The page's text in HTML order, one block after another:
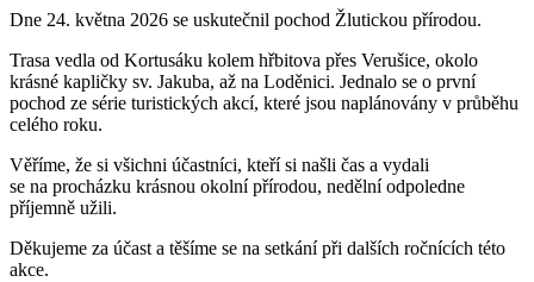
Dne 24. května 2026 se uskutečnil pochod Žlutickou přírodou.
Trasa vedla od Kortusáku kolem hřbitova přes Verušice, okolo
krásné kapličky sv. Jakuba, až na Loděnici. Jednalo se o první
pochod ze série turistických akcí, které jsou naplánovány v průběhu
celého roku.
Věříme, že si všichni účastníci, kteří si našli čas a vydali
se na procházku krásnou okolní přírodou, nedělní odpoledne
příjemně užili.
Děkujeme za účast a těšíme se na setkání při dalších ročnících této
akce.